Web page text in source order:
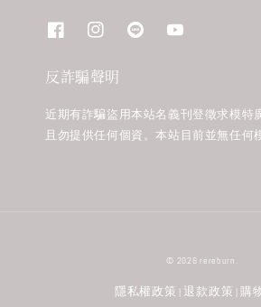
反詐騙聲明
近期有詐騙盜用本站名義刊登徵求模特
且勿提供任何個資。本站目前並無任何
© 2026 rereburn.
隱私權政策 | 退款政策 | 購